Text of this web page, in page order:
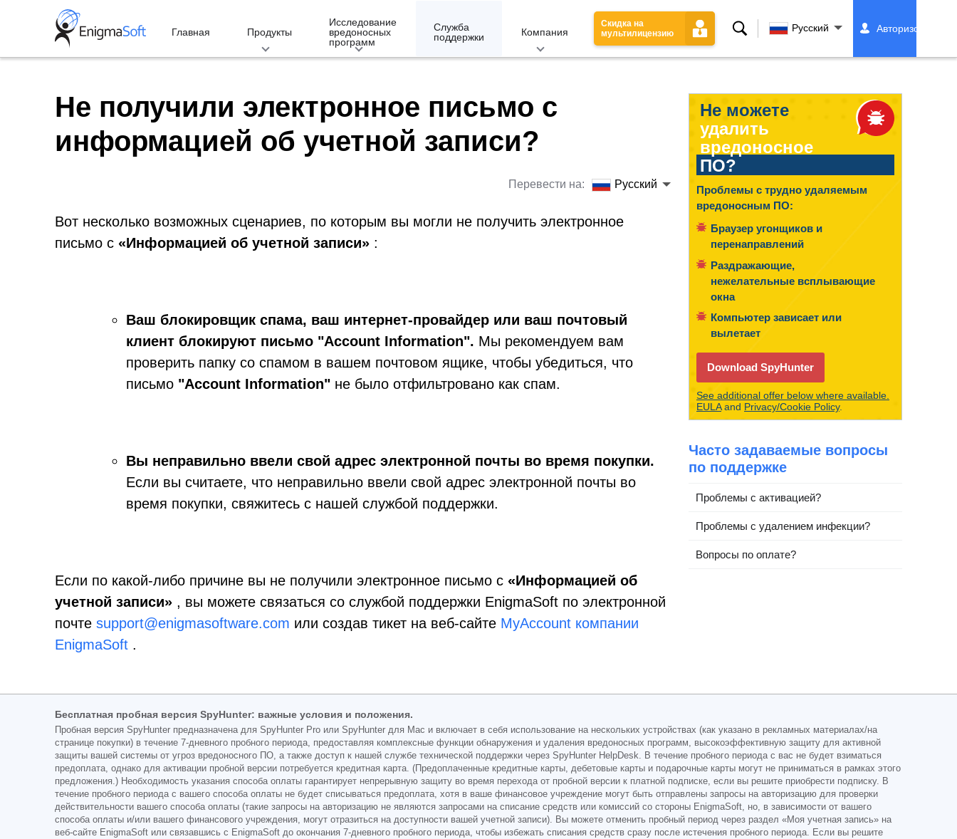
Главная Продукты
Исследование
вредоносных
программ
Служба
поддержки
Компания
Скидка на
мультилицензию
Поиск Русский Авторизоваться
Не получили электронное письмо с
информацией об учетной записи?
Перевести на: Русский
Вот несколько возможных сценариев, по которым вы могли не получить электронное
письмо с «Информацией об учетной записи» :
Ваш блокировщик спама, ваш интернет-провайдер или ваш почтовый
клиент блокируют письмо "Account Information". Мы рекомендуем вам
проверить папку со спамом в вашем почтовом ящике, чтобы убедиться, что
письмо "Account Information" не было отфильтровано как спам.
Вы неправильно ввели свой адрес электронной почты во время покупки.
Если вы считаете, что неправильно ввели свой адрес электронной почты во
время покупки, свяжитесь с нашей службой поддержки.
Если по какой-либо причине вы не получили электронное письмо с «Информацией об
учетной записи» , вы можете связаться со службой поддержки EnigmaSoft по электронной
почте support@enigmasoftware.com или создав тикет на веб-сайте MyAccount компании
EnigmaSoft .
Не можете
удалить
вредоносное
ПО?
Проблемы с трудно удаляемым
вредоносным ПО:
Браузер угонщиков и
перенаправлений
Раздражающие,
нежелательные всплывающие
окна
Компьютер зависает или
вылетает
Download SpyHunter
See additional offer below where available.
EULAand Privacy/Cookie Policy.
Часто задаваемые вопросы
по поддержке
Проблемы с активацией?
Проблемы с удалением инфекции?
Вопросы по оплате?
Бесплатная пробная версия SpyHunter: важные условия и положения.
Пробная версия SpyHunter предназначена для SpyHunter Pro или SpyHunter для Mac и включает в себя использование на нескольких устройствах (как указано в рекламных материалах/на
странице покупки) в течение 7-дневного пробного периода, предоставляя комплексные функции обнаружения и удаления вредоносных программ, высокоэффективную защиту для активной
защиты вашей системы от угроз вредоносного ПО, а также доступ к нашей службе технической поддержки через SpyHunter HelpDesk. В течение пробного периода с вас не будет взиматься
предоплата, однако для активации пробной версии потребуется кредитная карта. (Предоплаченные кредитные карты, дебетовые карты и подарочные карты могут не приниматься в рамках этого
предложения.) Необходимость указания способа оплаты гарантирует непрерывную защиту во время перехода от пробной версии к платной подписке, если вы решите приобрести подписку. В
течение пробного периода с вашего способа оплаты не будет списываться предоплата, хотя в ваше финансовое учреждение могут быть отправлены запросы на авторизацию для проверки
действительности вашего способа оплаты (такие запросы на авторизацию не являются запросами на списание средств или комиссий со стороны EnigmaSoft, но, в зависимости от вашего
способа оплаты и/или вашего финансового учреждения, могут отразиться на доступности вашей учетной записи). Вы можете отменить пробный период через раздел «Моя учетная запись» на
веб-сайте EnigmaSoft или связавшись с EnigmaSoft до окончания 7-дневного пробного периода, чтобы избежать списания средств сразу после истечения пробного периода. Если вы решите